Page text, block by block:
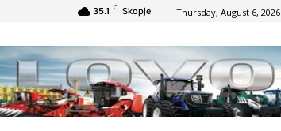
35.1 C Skopje Thursday, August 6, 2026